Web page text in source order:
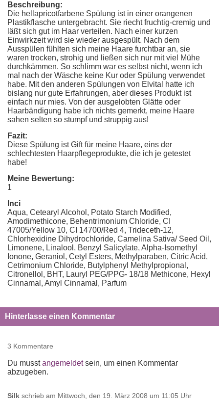
Beschreibung:
Die hellapricotfarbene Spülung ist in einer orangenen
Plastikflasche untergebracht. Sie riecht fruchtig-cremig und
läßt sich gut im Haar verteilen. Nach einer kurzen
Einwirkzeit wird sie wieder ausgespült. Nach dem
Ausspülen fühlten sich meine Haare furchtbar an, sie
waren trocken, strohig und ließen sich nur mit viel Mühe
durchkämmen. So schlimm war es selbst nicht, wenn ich
mal nach der Wäsche keine Kur oder Spülung verwendet
habe. Mit den anderen Spülungen von Elvital hatte ich
bislang nur gute Erfahrungen, aber dieses Produkt ist
einfach nur mies. Von der ausgelobten Glätte oder
Haarbändigung habe ich nichts gemerkt, meine Haare
sahen selten so stumpf und struppig aus!
Fazit:
Diese Spülung ist Gift für meine Haare, eins der
schlechtesten Haarpflegeprodukte, die ich je getestet
habe!
Meine Bewertung:
1
Inci
Aqua, Cetearyl Alcohol, Potato Starch Modified,
Amodimethicone, Behentrimonium Chloride, CI
47005/Yellow 10, CI 14700/Red 4, Trideceth-12,
Chlorhexidine Dihydrochloride, Camelina Sativa/ Seed Oil,
Limonene, Linalool, Benzyl Salicylate, Alpha-Isomethyl
Ionone, Geraniol, Cetyl Esters, Methylparaben, Citric Acid,
Cetrimonium Chloride, Butylphenyl Methylpropional,
Citronellol, BHT, Lauryl PEG/PPG- 18/18 Methicone, Hexyl
Cinnamal, Amyl Cinnamal, Parfum
Hinterlasse einen Kommentar
3 Kommentare
Du musstangemeldetsein, um einen Kommentar
abzugeben.
Silk schrieb am Mittwoch, den 19. März 2008 um 11:05 Uhr